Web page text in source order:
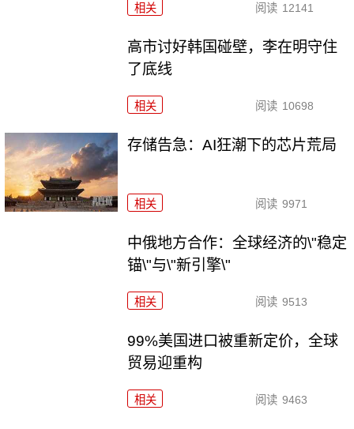
相关 阅读 12141
高市讨好韩国碰壁，李在明守住
了底线
相关 阅读 10698
存储告急：AI狂潮下的芯片荒局
相关 阅读 9971
中俄地方合作：全球经济的\"稳定
锚\"与\"新引擎\"
相关 阅读 9513
99%美国进口被重新定价，全球
贸易迎重构
相关 阅读 9463